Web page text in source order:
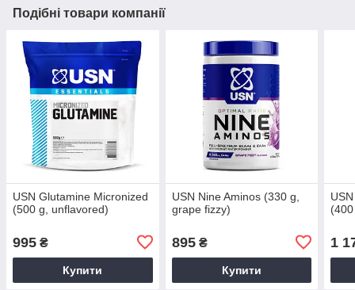
Подібні товари компанії
USN Glutamine Micronized
(500 g, unflavored)
995 ₴
Купити
USN Nine Aminos (330 g,
grape fizzy)
895₴
Купити
1